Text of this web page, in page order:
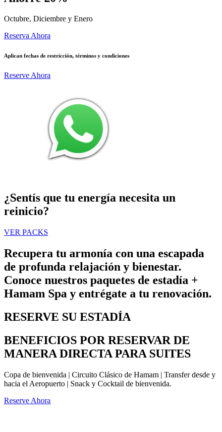
Octubre, Diciembre y Enero
Reserva Ahora
Aplican fechas de restricción, términos y condiciones
Reserve Ahora
¿Sentís que tu energía necesita un
reinicio?
VER PACKS
Recupera tu armonía con una escapada
de profunda relajación y bienestar.
Conoce nuestros paquetes de estadía +
Hamam Spa y entrégate a tu renovación.
RESERVE SU ESTADÍA
BENEFICIOS POR RESERVAR DE
MANERA DIRECTA PARA SUITES
Copa de bienvenida | Circuito Clásico de Hamam | Transfer desde y
hacia el Aeropuerto | Snack y Cocktail de bienvenida.
Reserve Ahora